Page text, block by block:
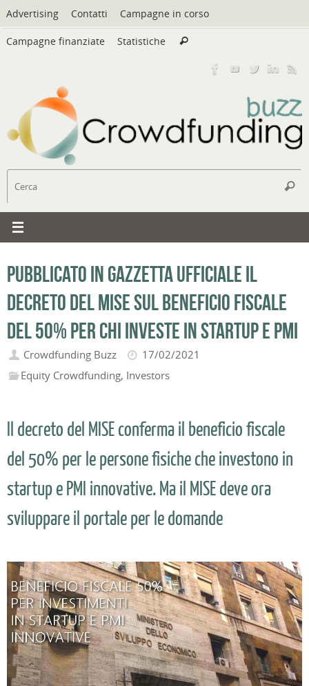
Vai
al
contenuto
Advertising Contatti Campagne in corso
Campagne finanziate Statistiche Cerca
Cerca
Pubblicato in Gazzetta Ufficiale il
decreto del MISE sul beneficio fiscale
del 50% per chi investe in startup e PMI
Crowdfunding Buzz
17/02/2021
Equity Crowdfunding, Investors
Il decreto del MISE conferma il beneficio fiscale
del 50% per le persone fisiche che investono in
startup e PMI innovative. Ma il MISE deve ora
sviluppare il portale per le domande